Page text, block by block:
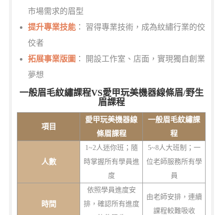
市場需求的眉型
提升專業技能 ： 習得專業技術，成為紋繡行業的佼
佼者
拓展事業版圖 ： 開設工作室、店面，實現獨自創業
夢想
一般眉毛紋繡課程VS愛甲玩美機器線條眉/野生
眉課程
項目
愛甲玩美機器線
條眉課程
一般眉毛紋繡課
程
人數
1~2人迷你班；隨
時掌握所有學員進
度
5~8人大班制；一
位老師服務所有學
員
時間
依照學員進度安
排，確認所有進度
由老師安排，連續
課程較難吸收